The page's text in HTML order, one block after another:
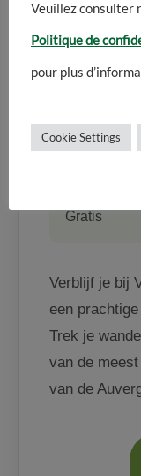
20 juni t/m
fotografen
Gratis
Verblijf je bij
een
Trek je
van de
van de
Veuillez consulter
Politique de
pour plus
Cookie Settings